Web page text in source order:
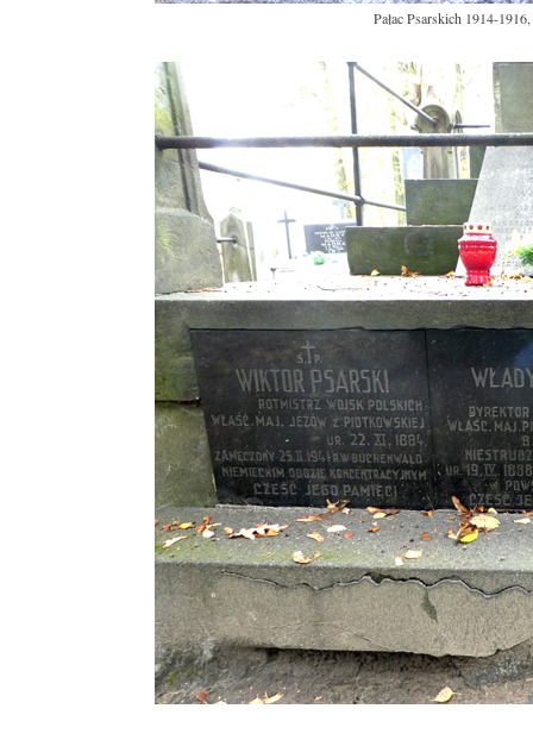
Pałac Psarskich 1914-